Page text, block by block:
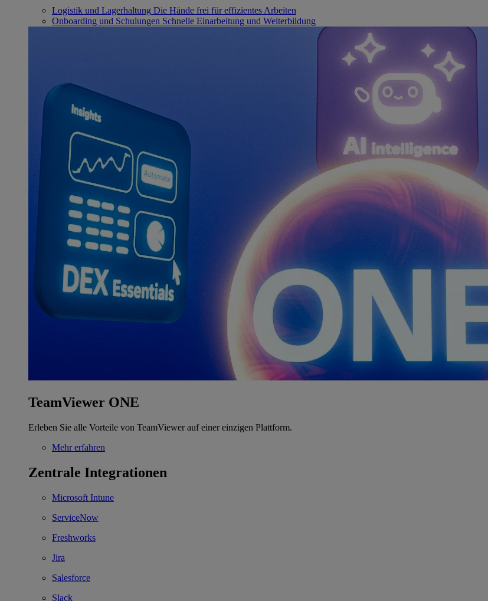
Logistik und Lagerhaltung Die Hände frei für effizientes Arbeiten
Onboarding und Schulungen Schnelle Einarbeitung und Weiterbildung
TeamViewer ONE
Erleben Sie alle Vorteile von TeamViewer auf einer einzigen Plattform.
Mehr erfahren
Zentrale Integrationen
Microsoft Intune
ServiceNow
Freshworks
Jira
Salesforce
Slack